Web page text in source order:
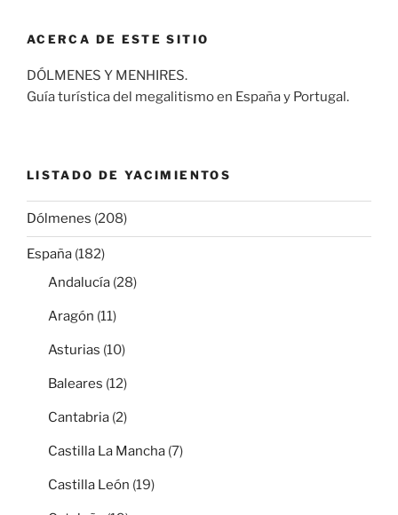
ACERCA DE ESTE SITIO
DÓLMENES Y MENHIRES.
Guía turística del megalitismo en España y Portugal.
LISTADO DE YACIMIENTOS
Dólmenes (208)
España (182)
Andalucía (28)
Aragón (11)
Asturias (10)
Baleares (12)
Cantabria (2)
Castilla La Mancha (7)
Castilla León (19)